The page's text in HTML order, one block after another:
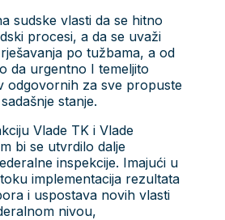
sudske vlasti da se hitno
procesi, a da se uvaži
po tužbama, a od
da urgentno I temeljito
odgovornih za sve propuste
stanje.
Vlade TK i Vlade
bi se utvrdilo dalje
inspekcije. Imajući u
implementacija rezultata
i uspostava novih vlasti
nivou,